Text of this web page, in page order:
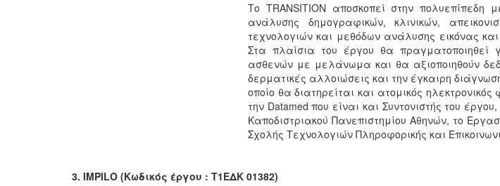
Το TRANSITION αποσκοπεί στην
ανάλυσης δημογραφικών, κλινικών,
τεχνολογιών και μεθόδων ανάλυσης εικόνας
Στα πλαίσια του έργου θα πραγματοποιηθεί
ασθενών με μελάνωμα και θα αξιοποιηθούν
δερματικές αλλοιώσεις και την έγκαιρη
οποίο θα διατηρείται και ατομικός
την Datamed που είναι και Συντονιστής του
Καποδιστριακού Πανεπιστημίου Αθηνών, το
Σχολής Τεχνολογιών Πληροφορικής και
3. IMPILO (Κωδικός έργου : Τ1ΕΔΚ 01382)